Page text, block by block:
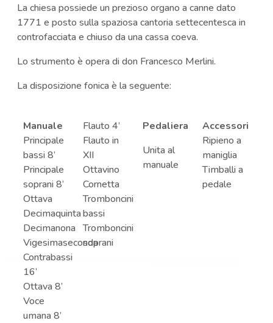
La chiesa possiede un prezioso organo a canne dato
1771 e posto sulla spaziosa cantoria settecentesca in
controfacciata e chiuso da una cassa coeva.
Lo strumento è opera di don Francesco Merlini.
La disposizione fonica è la seguente:
Manuale
Principale
bassi 8’
Principale
soprani 8’
Ottava
Decimaquinta
Decimanona
Vigesimaseconda
Contrabassi
16’
Ottava 8’
Voce
umana 8’
Flauto 4’
Flauto in
XII
Ottavino
Cornetta
Tromboncini
bassi
Tromboncini
soprani
Pedaliera
Unita al
manuale
Accessori
Ripieno a
maniglia
Timballi a
pedale